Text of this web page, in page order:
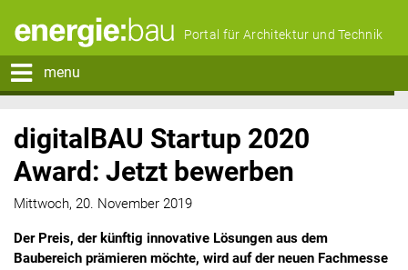
Portal für Architektur und Technik
menu
digitalBAU Startup 2020
Award: Jetzt bewerben
Mittwoch, 20. November 2019
Der Preis, der künftig innovative Lösungen aus dem
Baubereich prämieren möchte, wird auf der neuen Fachmesse